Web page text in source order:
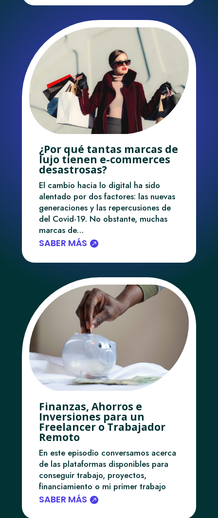
¿Por qué tantas marcas de
lujo tienen e-commerces
desastrosas?
El cambio hacia lo digital ha sido
alentado por dos factores: las nuevas
generaciones y las repercusiones de
del Covid-19. No obstante, muchas
marcas de…
SABER MÁS
Finanzas, Ahorros e
Inversiones para un
Freelancer o Trabajador
Remoto
En este episodio conversamos acerca
de las plataformas disponibles para
conseguir trabajo, proyectos,
financiamiento o mi primer trabajo
SABER MÁS